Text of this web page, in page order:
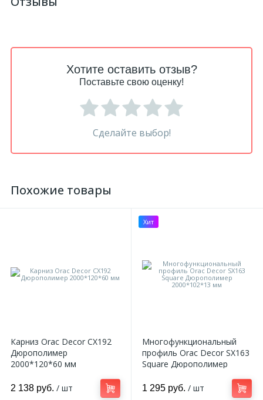
Хотите оставить отзыв?
Поставьте свою оценку!
Сделайте выбор!
Похожие товары
Карниз Orac Decor CX192
Дюрополимер
2000*120*60 мм
2 138 руб. / шт
Хит
Многофункциональный
профиль Orac Decor SX163
Square Дюрополимер
1 295 руб. / шт